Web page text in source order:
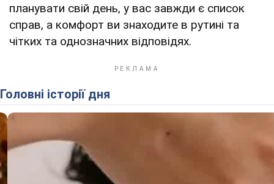
планувати свій день, у вас завжди є список
справ, а комфорт ви знаходите в рутині та
чітких та однозначних відповідях.
Головні історії дня